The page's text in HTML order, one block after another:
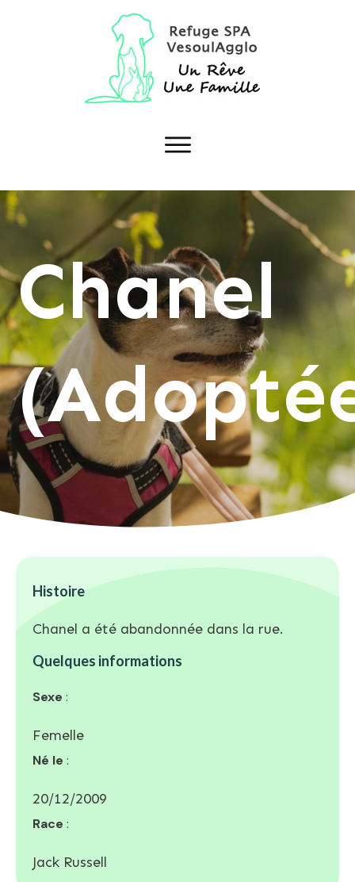
Chanel
Histoire
Chanel a été abandonnée dans la rue.
Quelques informations
Sexe :
Femelle
Né le :
20/12/2009
Race :
Jack Russell